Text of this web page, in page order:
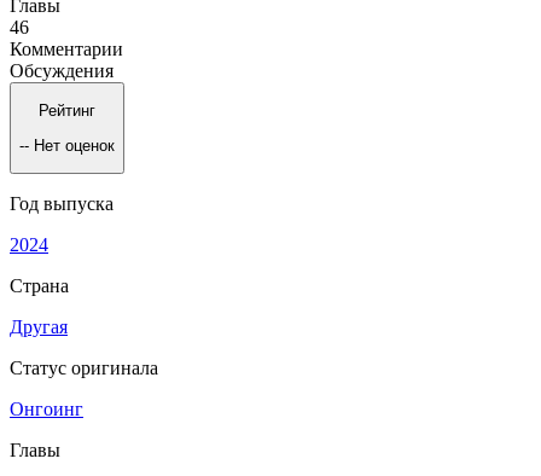
Главы
46
Комментарии
Обсуждения
Рейтинг
-- Нет оценок
Год выпуска
2024
Страна
Другая
Статус оригинала
Онгоинг
Главы